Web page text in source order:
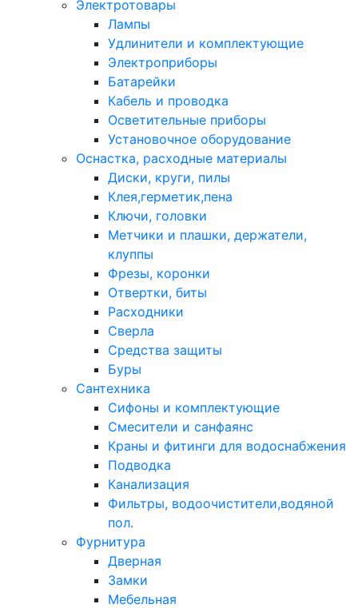
Электротовары
Лампы
Удлинители и комплектующие
Электроприборы
Батарейки
Кабель и проводка
Осветительные приборы
Установочное оборудование
Оснастка, расходные материалы
Диски, круги, пилы
Клея,герметик,пена
Ключи, головки
Метчики и плашки, держатели,
клуппы
Фрезы, коронки
Отвертки, биты
Расходники
Сверла
Средства защиты
Буры
Сантехника
Сифоны и комплектующие
Смесители и санфаянс
Краны и фитинги для водоснабжения
Подводка
Канализация
Фильтры, водоочистители,водяной
пол.
Фурнитура
Дверная
Замки
Мебельная